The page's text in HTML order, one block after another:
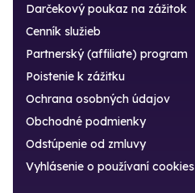
Darčekový poukaz na zážitok
Cenník služieb
Partnerský (affiliate) program
Poistenie k zážitku
Ochrana osobných údajov
Obchodné podmienky
Odstúpenie od zmluvy
Vyhlásenie o používaní cookies